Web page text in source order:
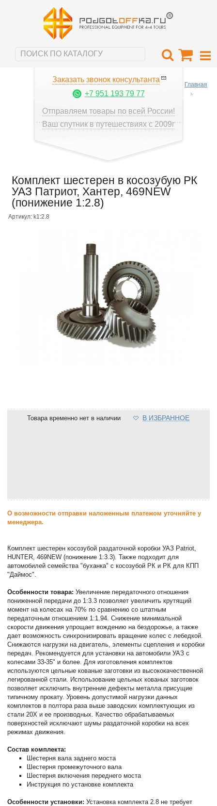
Заказать звонок консультанта
+7 951 193 79 77
Отправляем товары по всей России!
Ваш спутник в путешествиях с 2009г
Главная
Комплект шестерен в косозубую РК
УАЗ Патриот, Хантер, 469NEW
(понижение 1:2.8)
Артикул: k1:2.8
Товара временно нет в наличии В ИЗБРАННОЕ
О возможности отправки наложенным платежом уточняйте у
менеджера.
Комплект шестерен косозубой раздаточной коробки УАЗ Patriot,
HUNTER, 469NEW (понижение 1:3.3). Также подходит для
автомобилей семейства "буханка" с косозубой РК и РК для КПП
"Даймос".
Особенности товара:Увеличение передаточного отношения
пониженной передачи до 1:3.3 позволяет увеличить крутящий
момент на колесах на 70% по сравнению со штатным
передаточным отношением 1:1.94. Снижение минимальной
скорости движения упрощает вождению на бездорожье, а также
дает возможность синхронизировать вращение колес с лебедкой.
Снижаются нагрузки на двигатель, элементы сцепления и коробки
передач. Рекомендуется для установки на автомобили УАЗ с
колесами 33-35" и более. Для изготовления комплектов
используются цельные кованые заготовки из высококачественной
легированной стали. Использование цельных кованых заготовок
позволяет исключить внутренние дефекты металла присущие
типичному прокату. Уровень допустимой нагрузки данных
комплектов в полтора раза выше заводских комплектующих из
стали 20Х и ее производных. Качество обрабатываемых
поверхностей исключают шумы раздаточной коробки на всех
режимах движения.
Состав комплекта:
Шестерня вала заднего моста
Шестерня промежуточного вала
Шестерня включения переднего моста
Инструкция по установке комплекта
Особенности установки: Установка комплекта 2.8 не требует